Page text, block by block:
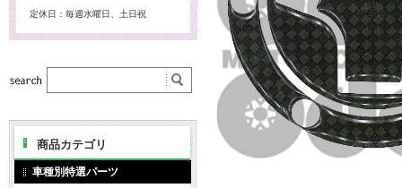
定休日：毎週水曜日、土日祝
商品カテゴリ
車種別特選パーツ